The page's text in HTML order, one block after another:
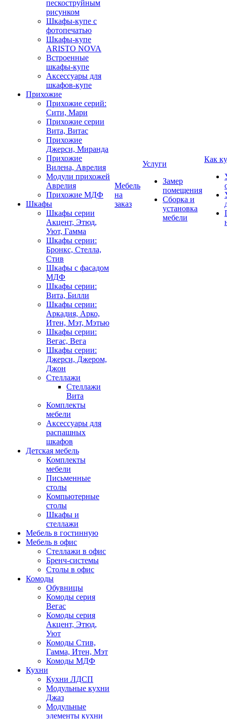
пескоструйным
рисунком
Шкафы-купе с
фотопечатью
Шкафы-купе
ARISTO NOVA
Встроенные
шкафы-купе
Аксессуары для
шкафов-купе
Прихожие
Прихожие серий:
Сити, Мари
Прихожие серии
Вита, Витас
Прихожие
Джерси, Миранда
Прихожие
Вилена, Аврелия
Модули прихожей
Аврелия
Прихожие МДФ
Шкафы
Шкафы серии
Акцент, Этюд,
Уют, Гамма
Шкафы серии:
Бронкс, Стелла,
Стив
Шкафы с фасадом
МДФ
Шкафы серии:
Вита, Билли
Шкафы серии:
Аркадия, Арко,
Итен, Мэт, Мэтью
Шкафы серии:
Вегас, Вега
Шкафы серии:
Джерси, Джером,
Джон
Стеллажи
Стеллажи
Вита
Комплекты
мебели
Аксессуары для
распашных
шкафов
Детская мебель
Комплекты
мебели
Письменные
столы
Компьютерные
столы
Шкафы и
стеллажи
Мебель в гостинную
Мебель в офис
Стеллажи в офис
Бренч-системы
Столы в офис
Комоды
Обувницы
Комоды серия
Вегас
Комоды серия
Акцент, Этюд,
Уют
Комоды Стив,
Гамма, Итен, Мэт
Комоды МДФ
Кухни
Кухни ЛДСП
Модульные кухни
Джаз
Модульные
элементы кухни
Мебель
на
заказ
Услуги
Замер
помещения
Сборка и
установка
мебели
Как